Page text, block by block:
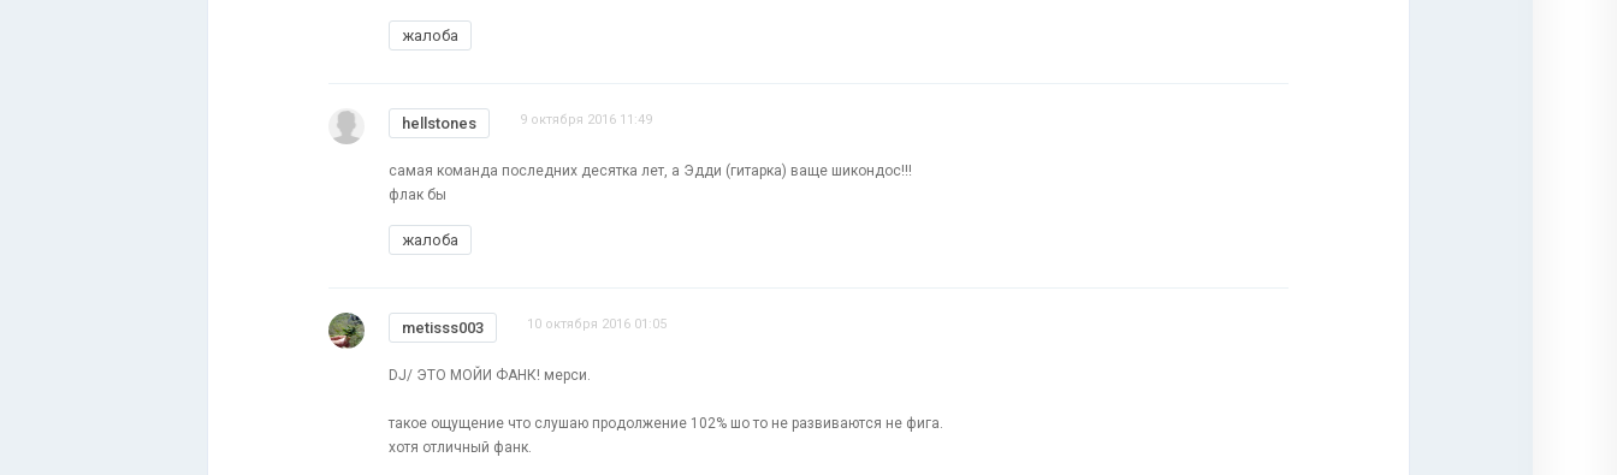
жалоба
hellstones 9 октября 2016 11:49
самая команда последних десятка лет, а Эдди (гитарка) ваще шикондос!!!
флак бы
жалоба
metisss003 10 октября 2016 01:05
DJ/ ЭТО МОЙИ ФАНК! мерси.
такое ощущение что слушаю продолжение 102% шо то не развиваются не фига.
хотя отличный фанк.